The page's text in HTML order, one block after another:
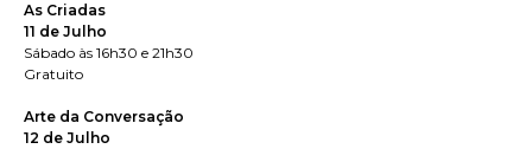
As Criadas
11 de Julho
Sábado às 16h30 e 21h30
Gratuito
Arte da Conversação
12 de Julho